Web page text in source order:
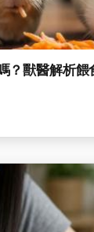
？獸醫解析餵